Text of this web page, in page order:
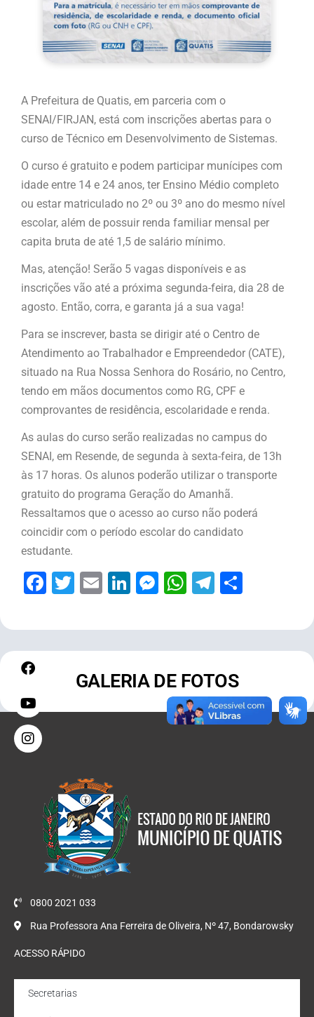
A Prefeitura de Quatis, em parceria com o
SENAI/FIRJAN, está com inscrições abertas para o
curso de Técnico em Desenvolvimento de Sistemas.
O curso é gratuito e podem participar munícipes com
idade entre 14 e 24 anos, ter Ensino Médio completo
ou estar matriculado no 2º ou 3º ano do mesmo nível
escolar, além de possuir renda familiar mensal per
capita bruta de até 1,5 de salário mínimo.
Mas, atenção! Serão 5 vagas disponíveis e as
inscrições vão até a próxima segunda-feira, dia 28 de
agosto. Então, corra, e garanta já a sua vaga!
Para se inscrever, basta se dirigir até o Centro de
Atendimento ao Trabalhador e Empreendedor (CATE),
situado na Rua Nossa Senhora do Rosário, no Centro,
tendo em mãos documentos como RG, CPF e
comprovantes de residência, escolaridade e renda.
As aulas do curso serão realizadas no campus do
SENAI, em Resende, de segunda à sexta-feira, de 13h
às 17 horas. Os alunos poderão utilizar o transporte
gratuito do programa Geração do Amanhã.
Ressaltamos que o acesso ao curso não poderá
coincidir com o período escolar do candidato
estudante.
Facebook
Twitter
EmailLinkedIn
Messenger
WhatsApp
Telegram
GALERIA DE FOTOS
0800 2021 033
Rua Professora Ana Ferreira de Oliveira, Nº 47, Bondarowsky
ACESSO RÁPIDO
Secretarias